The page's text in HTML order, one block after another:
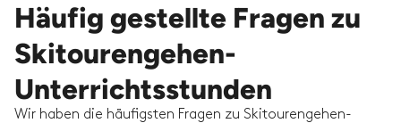
Häufig gestellte Fragen zu
Skitourengehen-
Unterrichtsstunden
Wir haben die häufigsten Fragen zu Skitourengehen-